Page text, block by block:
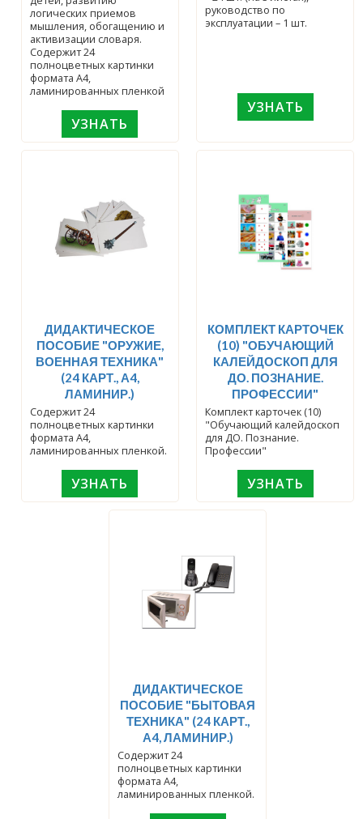
логических приемов
мышления, обогащению и
активизации словаря.
Содержит 24
полноцветных картинки
формата А4,
ламинированных пленкой
УЗНАТЬ
руководство по
эксплуатации – 1 шт.
УЗНАТЬ
ДИДАКТИЧЕСКОЕ
ПОСОБИЕ "ОРУЖИЕ,
ВОЕННАЯ ТЕХНИКА"
(24 КАРТ., А4,
ЛАМИНИР.)
Содержит 24
полноцветных картинки
формата А4,
ламинированных пленкой.
УЗНАТЬ
КОМПЛЕКТ КАРТОЧЕК
(10) "ОБУЧАЮЩИЙ
КАЛЕЙДОСКОП ДЛЯ
ДО. ПОЗНАНИЕ.
ПРОФЕССИИ"
Комплект карточек (10)
"Обучающий калейдоскоп
для ДО. Познание.
Профессии"
УЗНАТЬ
ДИДАКТИЧЕСКОЕ
ПОСОБИЕ "БЫТОВАЯ
ТЕХНИКА" (24 КАРТ.,
А4, ЛАМИНИР.)
Содержит 24
полноцветных картинки
формата А4,
ламинированных пленкой.